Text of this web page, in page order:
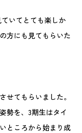
いてとても楽しか
方にも見てもらいた
せてもらいました。
勢を、3期生はタイ
ところから始まり成